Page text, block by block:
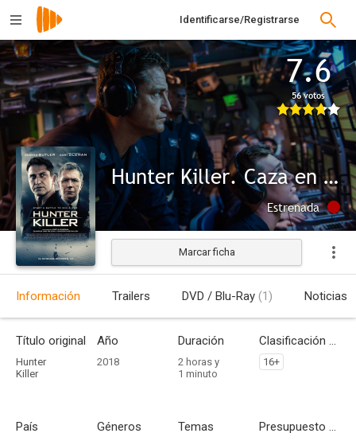
Identificarse/Registrarse
7.6
56 votos
Hunter Killer. Caza en las profundidades
Estrenada
Marcar ficha
Información Trailers DVD / Blu-Ray (1) Noticias
Título original
Hunter
Killer
Año
2018
Duración
2 horas y
1 minuto
Clasificación por edades
16+
País Géneros Temas Presupuesto - Ingresos